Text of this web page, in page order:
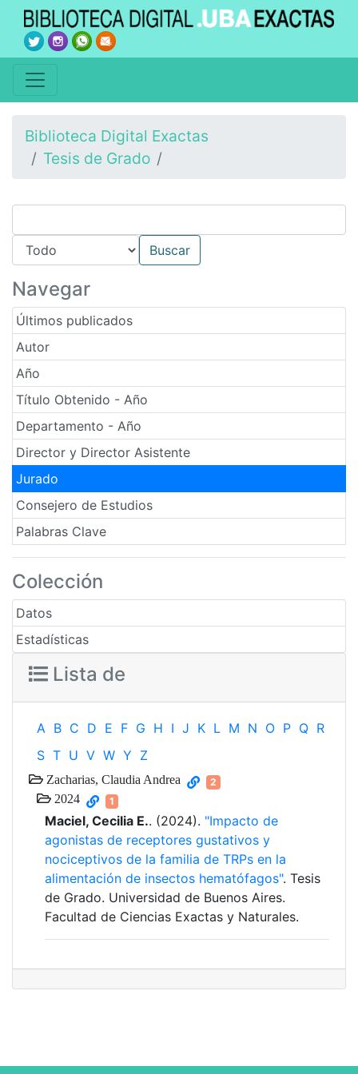
Biblioteca Digital Exactas
Tesis de Grado
Navegar
Últimos publicados
Autor
Año
Título Obtenido - Año
Departamento - Año
Director y Director Asistente
Jurado
Consejero de Estudios
Palabras Clave
Colección
Datos
Estadísticas
Lista de
A B C D E F G H I J K L M N O P Q R
S T U V W Y Z
Zacharias, Claudia Andrea 2
2024 1
Maciel, Cecilia E.. (2024). "Impacto de
agonistas de receptores gustativos y
nociceptivos de la familia de TRPs en la
alimentación de insectos hematófagos". Tesis
de Grado. Universidad de Buenos Aires.
Facultad de Ciencias Exactas y Naturales.